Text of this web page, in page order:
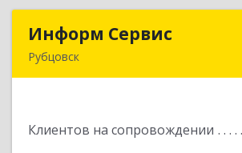
Информ Сервис
Рубцовск
Клиентов на сопровождении